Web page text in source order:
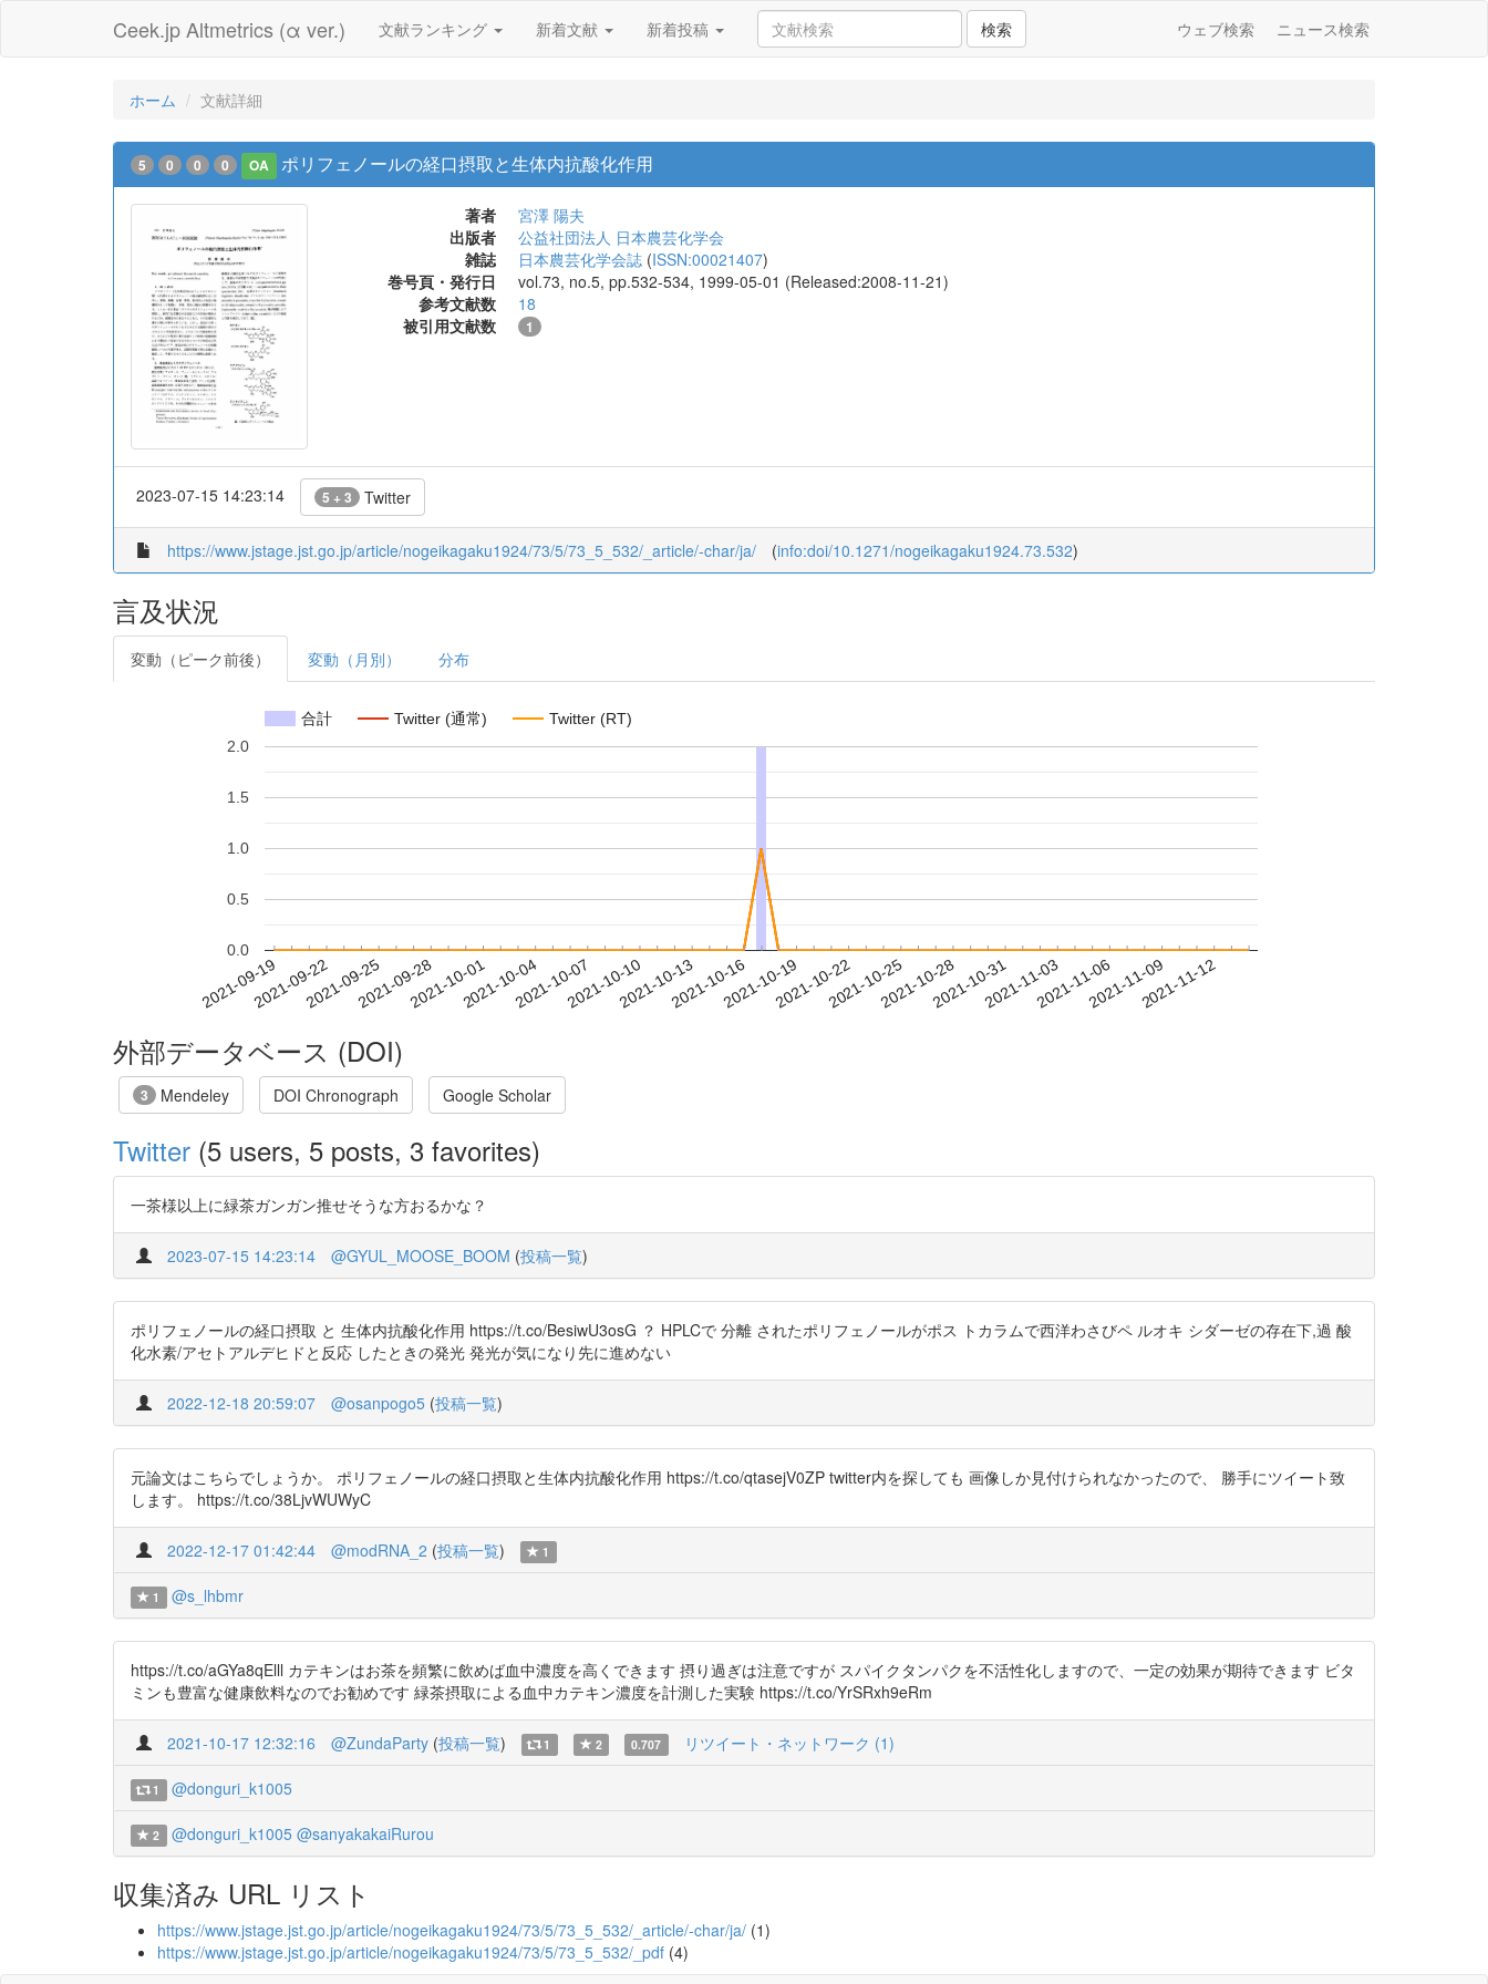
Ceek.jp Altmetrics (α ver.) 文献ランキング 新着文献 新着投稿 検索 ウェブ検索 ニュース検索
ホーム 文献詳細
5 0 0 0 OA ポリフェノールの経口摂取と生体内抗酸化作用
著者
宮澤 陽夫
出版者
公益社団法人 日本農芸化学会
雑誌
日本農芸化学会誌 (ISSN:00021407)
巻号頁・発行日
vol.73, no.5, pp.532-534, 1999-05-01 (Released:2008-11-21)
参考文献数
18
被引用文献数
1
2023-07-15 14:23:14 5 + 3 Twitter
https://www.jstage.jst.go.jp/article/nogeikagaku1924/73/5/73_5_532/_article/-char/ja/ (info:doi/10.1271/nogeikagaku1924.73.532)
言及状況
変動（ピーク前後） 変動（月別） 分布
合計 Twitter (通常) Twitter (RT)
2021-09-192021-09-222021-09-252021-09-282021-10-012021-10-042021-10-072021-10-102021-10-132021-10-162021-10-192021-10-222021-10-252021-10-282021-10-312021-11-032021-11-062021-11-092021-11-12
0.0
0.5
1.0
1.5
2.0
外部データベース (DOI)
3 Mendeley DOI Chronograph Google Scholar
Twitter (5 users, 5 posts, 3 favorites)
一茶様以上に緑茶ガンガン推せそうな方おるかな？
2023-07-15 14:23:14 @GYUL_MOOSE_BOOM (投稿一覧)
ポリフェノールの経口摂取 と 生体内抗酸化作用 https://t.co/BesiwU3osG ？ HPLCで 分離 されたポリフェノールがポス トカラムで西洋わさびペ ルオキ シダーゼの存在下,過 酸
化水素/アセトアルデヒドと反応 したときの発光 発光が気になり先に進めない
2022-12-18 20:59:07 @osanpogo5 (投稿一覧)
元論文はこちらでしょうか。 ポリフェノールの経口摂取と生体内抗酸化作用 https://t.co/qtasejV0ZP twitter内を探しても 画像しか見付けられなかったので、 勝手にツイート致
します。 https://t.co/38LjvWUWyC
2022-12-17 01:42:44 @modRNA_2 (投稿一覧) 1
1 @s_lhbmr
https://t.co/aGYa8qElll カテキンはお茶を頻繁に飲めば血中濃度を高くできます 摂り過ぎは注意ですが スパイクタンパクを不活性化しますので、一定の効果が期待できます ビタ
ミンも豊富な健康飲料なのでお勧めです 緑茶摂取による血中カテキン濃度を計測した実験 https://t.co/YrSRxh9eRm
2021-10-17 12:32:16 @ZundaParty (投稿一覧) 1 2 0.707 リツイート・ネットワーク (1)
1 @donguri_k1005
2 @donguri_k1005 @sanyakakaiRurou
収集済み URL リスト
https://www.jstage.jst.go.jp/article/nogeikagaku1924/73/5/73_5_532/_article/-char/ja/ (1)
https://www.jstage.jst.go.jp/article/nogeikagaku1924/73/5/73_5_532/_pdf (4)